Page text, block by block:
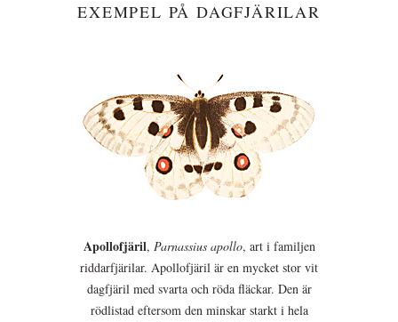
EXEMPEL PÅ DAGFJÄRILAR
Apollofjäril, Parnassius apollo, art i familjen
riddarfjärilar. Apollofjäril är en mycket stor vit
dagfjäril med svarta och röda fläckar. Den är
rödlistad eftersom den minskar starkt i hela